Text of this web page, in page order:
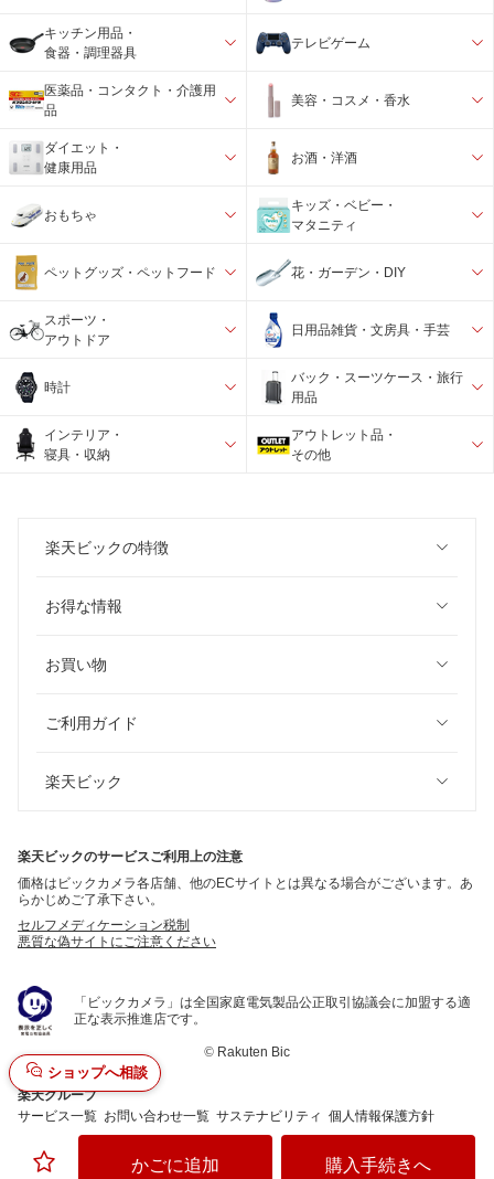
かごに追加 購入手続きへ
ショップへ相談
キッチン用品・
食器・調理器具
テレビゲーム
医薬品・コンタクト・介護用
品
美容・コスメ・香水
ダイエット・
健康用品
お酒・洋酒
おもちゃ
キッズ・ベビー・
マタニティ
ペットグッズ・ペットフード 花・ガーデン・DIY
スポーツ・
アウトドア
日用品雑貨・文房具・手芸
時計
バック・スーツケース・旅行
用品
インテリア・
寝具・収納
アウトレット品・
その他
楽天ビックの特徴
お得な情報
お買い物
ご利用ガイド
楽天ビック
楽天ビックのサービスご利用上の注意
価格はビックカメラ各店舗、他のECサイトとは異なる場合がございます。あ
らかじめご了承下さい。
セルフメディケーション税制
悪質な偽サイトにご注意ください
「ビックカメラ」は全国家庭電気製品公正取引協議会に加盟する適
正な表示推進店です。
© Rakuten Bic
楽天グループ
サービス一覧 お問い合わせ一覧 サステナビリティ 個人情報保護方針